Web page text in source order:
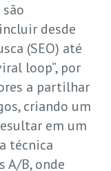
desde
(SEO) até
loop”, por
a partilhar
criando um
em um
técnica
A/B, onde